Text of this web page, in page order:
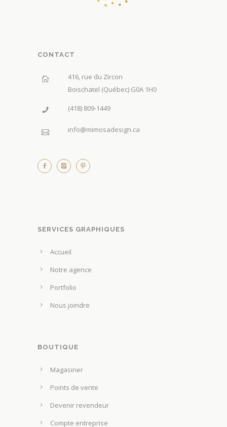
CONTACT
416, rue du Zircon
Boischatel (Québec) G0A 1H0
(418) 809-1449
info@mimosadesign.ca
SERVICES GRAPHIQUES
Accueil
Notre agence
Portfolio
Nous joindre
BOUTIQUE
Magasiner
Points de vente
Devenir revendeur
Compte entreprise